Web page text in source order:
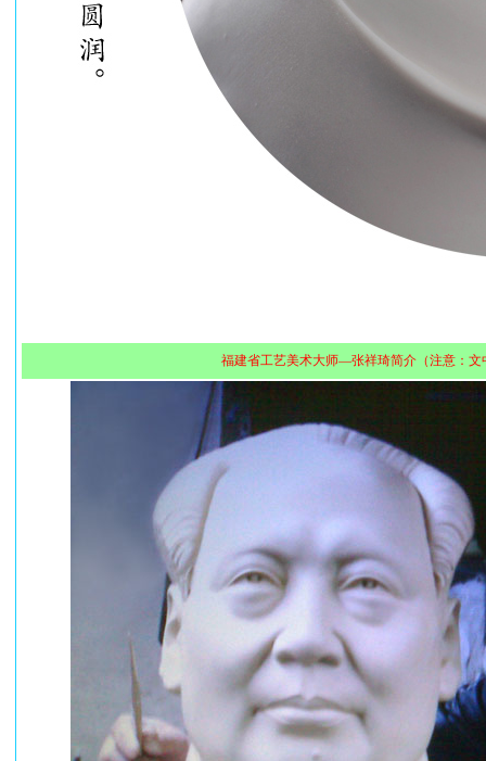
福建省工艺美术大师—张祥琦简介（注意：文